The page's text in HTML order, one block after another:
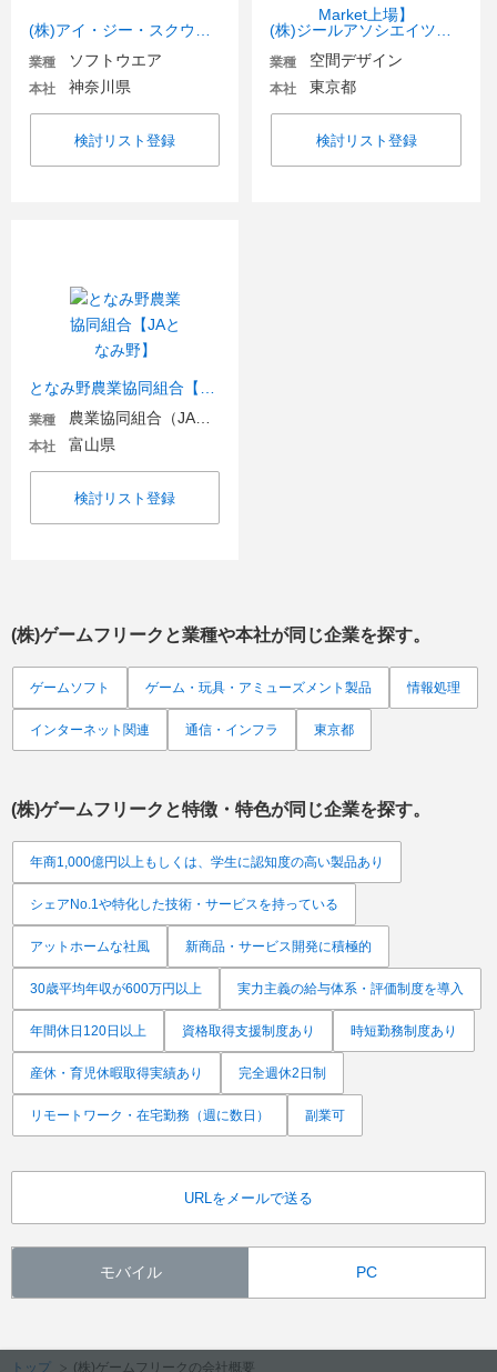
業種 ソフトウエア
本社 神奈川県
検討リスト登録
業種 空間デザイン
本社 東京都
検討リスト登録
業種
本社 富山県
検討リスト登録
(株)ゲームフリーク と業種や本社が同じ企業を探す。
ゲームソフト ゲーム・玩具・アミューズメント製品 情報処理
インターネット関連 通信・インフラ 東京都
(株)ゲームフリーク と特徴・特色が同じ企業を探す。
年商1,000億円以上もしくは、学生に認知度の高い製品あり
シェアNo.1や特化した技術・サービスを持っている
アットホームな社風 新商品・サービス開発に積極的
30歳平均年収が600万円以上 実力主義の給与体系・評価制度を導入
年間休日120日以上 資格取得支援制度あり 時短勤務制度あり
産休・育児休暇取得実績あり 完全週休2日制
リモートワーク・在宅勤務（週に数日） 副業可
URLをメールで送る
モバイル PC
トップ (株)ゲームフリークの会社概要